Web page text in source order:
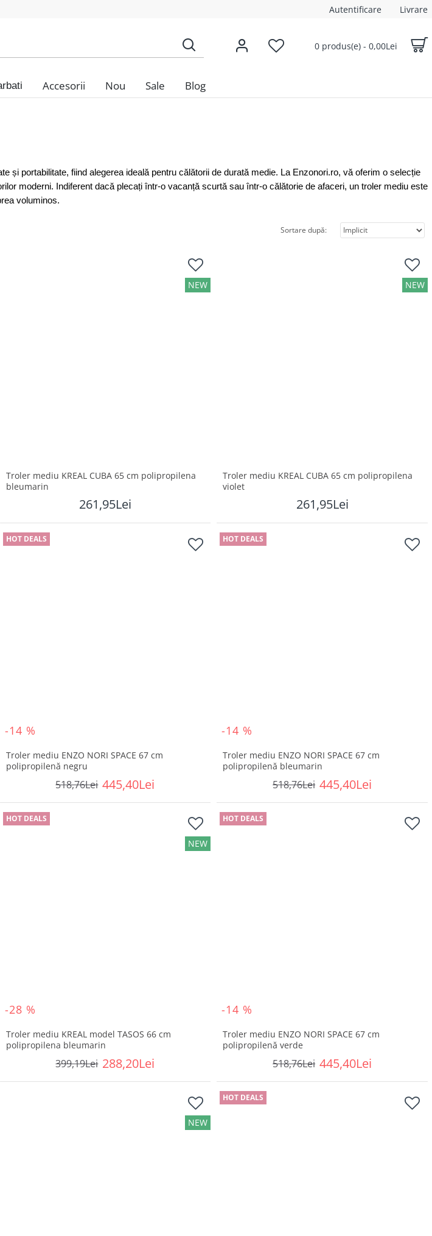
Autentificare Livrare
0 produs(e) - 0,00Lei
Accesorii Nou Sale Blog
și portabilitate, fiind alegerea ideală pentru călătorii de durată medie. La Enzonori.ro, vă oferim o selecție
moderni. Indiferent dacă plecați într-o vacanță scurtă sau într-o călătorie de afaceri, un troler mediu este
voluminos.
Sortare după:
NEW
Troler mediu KREAL CUBA 65 cm polipropilena
bleumarin
261,95Lei
NEW
Troler mediu KREAL CUBA 65 cm polipropilena
violet
261,95Lei
HOT DEALS
-14 %
Troler mediu ENZO NORI SPACE 67 cm
polipropilenă negru
445,40Lei
518,76Lei
HOT DEALS
-14 %
Troler mediu ENZO NORI SPACE 67 cm
polipropilenă bleumarin
445,40Lei
518,76Lei
NEW
HOT DEALS
-28 %
Troler mediu KREAL model TASOS 66 cm
polipropilena bleumarin
288,20Lei
399,19Lei
HOT DEALS
-14 %
Troler mediu ENZO NORI SPACE 67 cm
polipropilenă verde
445,40Lei
518,76Lei
NEW
HOT DEALS